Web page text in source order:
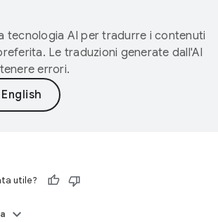
tecnologia AI per tradurre i contenuti
Le traduzioni generate dall'AI
errori.
utile?